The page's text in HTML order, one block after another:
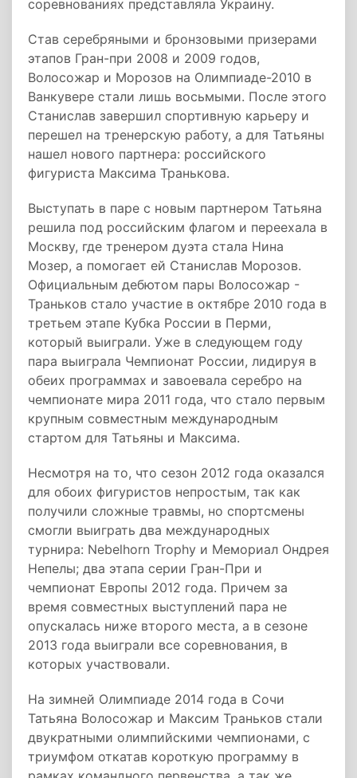
соревнованиях представляла Украину.
Став серебряными и бронзовыми призерами
этапов Гран-при 2008 и 2009 годов,
Волосожар и Морозов на Олимпиаде-2010 в
Ванкувере стали лишь восьмыми. После этого
Станислав завершил спортивную карьеру и
перешел на тренерскую работу, а для Татьяны
нашел нового партнера: российского
фигуриста Максима Транькова.
Выступать в паре с новым партнером Татьяна
решила под российским флагом и переехала в
Москву, где тренером дуэта стала Нина
Мозер, а помогает ей Станислав Морозов.
Официальным дебютом пары Волосожар -
Траньков стало участие в октябре 2010 года в
третьем этапе Кубка России в Перми,
который выиграли. Уже в следующем году
пара выиграла Чемпионат России, лидируя в
обеих программах и завоевала серебро на
чемпионате мира 2011 года, что стало первым
крупным совместным международным
стартом для Татьяны и Максима.
Несмотря на то, что сезон 2012 года оказался
для обоих фигуристов непростым, так как
получили сложные травмы, но спортсмены
смогли выиграть два международных
турнира: Nebelhorn Trophy и Мемориал Ондрея
Непелы; два этапа серии Гран-При и
чемпионат Европы 2012 года. Причем за
время совместных выступлений пара не
опускалась ниже второго места, а в сезоне
2013 года выиграли все соревнования, в
которых участвовали.
На зимней Олимпиаде 2014 года в Сочи
Татьяна Волосожар и Максим Траньков стали
двукратными олимпийскими чемпионами, с
триумфом откатав короткую программу в